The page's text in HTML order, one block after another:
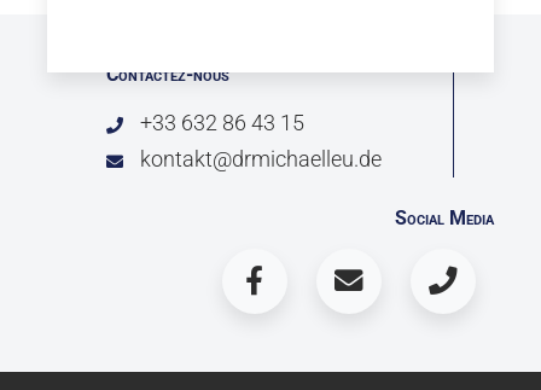
Contactez-nous
+33 632 86 43 15
kontakt@drmichaelleu.de
Social Media